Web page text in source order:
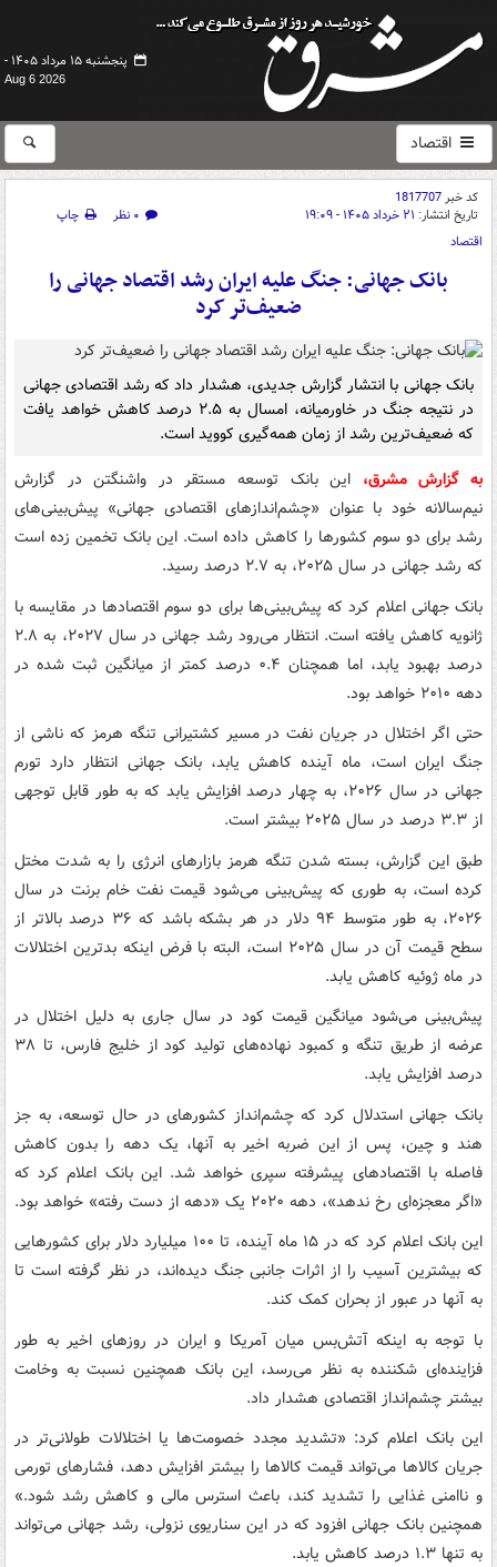
پنجشنبه ۱۵ مرداد ۱۴۰۵ -
Aug 6 2026
اقتصاد
کد خبر1817707
تاریخ انتشار: ۲۱ خرداد ۱۴۰۵ - ۱۹:۰۹ ۰ نظر
چاپ
اقتصاد
بانک جهانی: جنگ علیه ایران رشد اقتصاد جهانی را
ضعیف‌تر کرد
بانک جهانی با انتشار گزارش جدیدی، هشدار داد که رشد اقتصادی جهانی
در نتیجه جنگ در خاورمیانه، امسال به ۲.۵ درصد کاهش خواهد یافت
که ضعیف‌ترین رشد از زمان همه‌گیری کووید است.
به گزارش مشرق، این بانک توسعه مستقر در واشنگتن در گزارش
نیم‌سالانه خود با عنوان «چشم‌اندازهای اقتصادی جهانی» پیش‌بینی‌های
رشد برای دو سوم کشورها را کاهش داده است. این بانک تخمین زده است
که رشد جهانی در سال ۲۰۲۵، به ۲.۷ درصد رسید.
بانک جهانی اعلام کرد که پیش‌بینی‌ها برای دو سوم اقتصادها در مقایسه با
ژانویه کاهش یافته است. انتظار می‌رود رشد جهانی در سال ۲۰۲۷، به ۲.۸
درصد بهبود یابد، اما همچنان ۰.۴ درصد کمتر از میانگین ثبت شده در
دهه ۲۰۱۰ خواهد بود.
حتی اگر اختلال در جریان نفت در مسیر کشتیرانی تنگه هرمز که ناشی از
جنگ ایران است، ماه آینده کاهش یابد، بانک جهانی انتظار دارد تورم
جهانی در سال ۲۰۲۶، به چهار درصد افزایش یابد که به طور قابل توجهی
از ۳.۳ درصد در سال ۲۰۲۵ بیشتر است.
طبق این گزارش، بسته شدن تنگه هرمز بازارهای انرژی را به شدت مختل
کرده است، به طوری که پیش‌بینی می‌شود قیمت نفت خام برنت در سال
۲۰۲۶، به طور متوسط ‌۹۴ دلار در هر بشکه باشد که ۳۶ درصد بالاتر از
سطح قیمت آن در سال ۲۰۲۵ است، البته با فرض اینکه بدترین اختلالات
در ماه ژوئیه کاهش یابد.
پیش‌بینی می‌شود میانگین قیمت کود در سال جاری به دلیل اختلال در
عرضه از طریق تنگه و کمبود نهاده‌های تولید کود از خلیج فارس، تا ۳۸
درصد افزایش یابد.
بانک جهانی استدلال کرد که چشم‌انداز کشورهای در حال توسعه، به جز
هند و چین، پس از این ضربه اخیر به آنها، یک دهه را بدون کاهش
فاصله با اقتصادهای پیشرفته سپری خواهد شد. این بانک اعلام کرد که
«اگر معجزه‌ای رخ ندهد»، دهه ۲۰۲۰ یک «دهه از دست رفته» خواهد بود.
این بانک اعلام کرد که در ۱۵ ماه آینده، تا ۱۰۰ میلیارد دلار برای کشورهایی
که بیشترین آسیب را از اثرات جانبی جنگ دیده‌اند، در نظر گرفته است تا
به آنها در عبور از بحران کمک کند.
با توجه به اینکه آتش‌بس میان آمریکا و ایران در روزهای اخیر به طور
فزاینده‌ای شکننده به نظر می‌رسد، این بانک همچنین نسبت به وخامت
بیشتر چشم‌انداز اقتصادی هشدار داد.
این بانک اعلام کرد: «تشدید مجدد خصومت‌ها یا اختلالات طولانی‌تر در
جریان کالاها می‌تواند قیمت کالاها را بیشتر افزایش دهد، فشارهای تورمی
و ناامنی غذایی را تشدید کند، باعث استرس مالی و کاهش رشد شود.»
همچنین بانک جهانی افزود که در این سناریوی نزولی، رشد جهانی می‌تواند
به تنها ۱.۳ درصد کاهش یابد.